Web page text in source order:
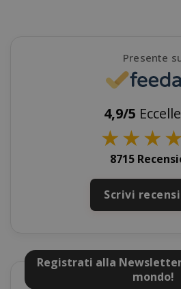
Presente
4,9/5
★★★★
8715
Scrivi
Registrati alla
mondo!
saida-popup
mage-cache-storage-